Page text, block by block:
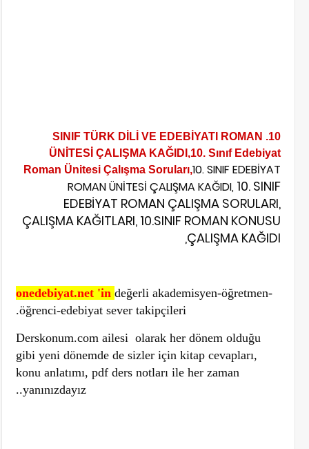
10. SINIF TÜRK DİLİ VE EDEBİYATI ROMAN
ÜNİTESİ ÇALIŞMA KAĞIDI,10. Sınıf Edebiyat
Roman Ünitesi Çalışma Soruları,10. SINIF EDEBİYAT
ROMAN ÜNİTESİ ÇALIŞMA KAĞIDI, 10. SINIF
EDEBİYAT ROMAN ÇALIŞMA SORULARI,
ÇALIŞMA KAĞITLARI, 10.SINIF ROMAN KONUSU
ÇALIŞMA KAĞIDI,
onedebiyat.net 'indeğerli akademisyen-öğretmen-
öğrenci-edebiyat sever takipçileri.
Derskonum.com ailesi olarak her dönem olduğu
gibi yeni dönemde de sizler için kitap cevapları,
konu anlatımı, pdf ders notları ile her zaman
yanınızdayız..